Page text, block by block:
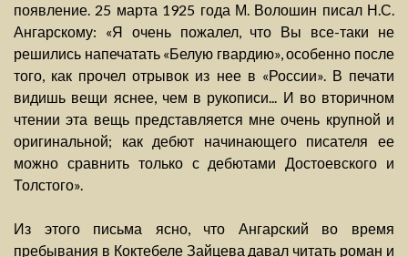
появление. 25 марта 1925 года М. Волошин писал Н.С.
Ангарскому: «Я очень пожалел, что Вы все-таки не
решились напечатать «Белую гвардию», особенно после
того, как прочел отрывок из нее в «России». В печати
видишь вещи яснее, чем в рукописи... И во вторичном
чтении эта вещь представляется мне очень крупной и
оригинальной; как дебют начинающего писателя ее
можно сравнить только с дебютами Достоевского и
Толстого».
Из этого письма ясно, что Ангарский во время
пребывания в Коктебеле Зайцева давал читать роман и